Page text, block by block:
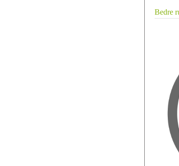
Bedre